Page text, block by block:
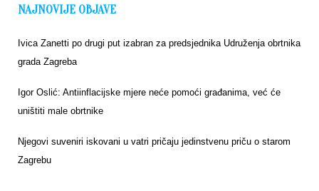
NAJNOVIJE OBJAVE
Ivica Zanetti po drugi put izabran za predsjednika Udruženja obrtnika
grada Zagreba
Igor Oslić: Antiinflacijske mjere neće pomoći građanima, već će
uništiti male obrtnike
Njegovi suveniri iskovani u vatri pričaju jedinstvenu priču o starom
Zagrebu